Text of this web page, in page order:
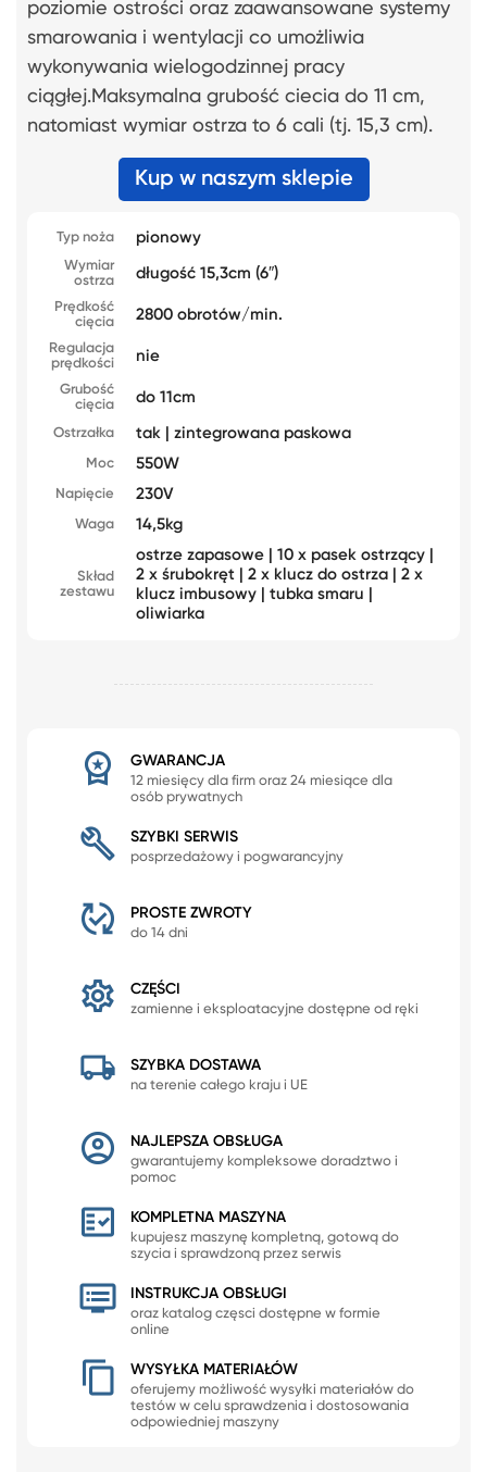
poziomie ostrości oraz zaawansowane systemy
smarowania i wentylacji co umożliwia
wykonywania wielogodzinnej pracy
ciągłej.Maksymalna grubość ciecia do 11 cm,
natomiast wymiar ostrza to 6 cali (tj. 15,3 cm).
Kup w naszym sklepie
Typ noża pionowy
Wymiar
ostrza
długość 15,3cm (6″)
Prędkość
cięcia
2800 obrotów/min.
Regulacja
prędkości
nie
Grubość
cięcia
do 11cm
Ostrzałka tak | zintegrowana paskowa
Moc 550W
Napięcie 230V
Waga 14,5kg
Skład
zestawu
ostrze zapasowe | 10 x pasek ostrzący |
2 x śrubokręt | 2 x klucz do ostrza | 2 x
klucz imbusowy | tubka smaru |
oliwiarka
GWARANCJA
12 miesięcy dla firm oraz 24 miesiące dla
osób prywatnych
SZYBKI SERWIS
posprzedażowy i pogwarancyjny
PROSTE ZWROTY
do 14 dni
CZĘŚCI
zamienne i eksploatacyjne dostępne od ręki
SZYBKA DOSTAWA
na terenie całego kraju i UE
NAJLEPSZA OBSŁUGA
gwarantujemy kompleksowe doradztwo i
pomoc
KOMPLETNA MASZYNA
kupujesz maszynę kompletną, gotową do
szycia i sprawdzoną przez serwis
INSTRUKCJA OBSŁUGI
oraz katalog częsci dostępne w formie
online
WYSYŁKA MATERIAŁÓW
oferujemy możliwość wysyłki materiałów do
testów w celu sprawdzenia i dostosowania
odpowiedniej maszyny